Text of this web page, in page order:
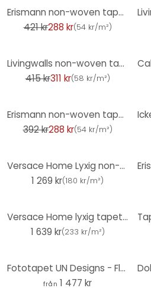
Erismann non-woven tapet Focus cream
421 kr288 kr(54 kr/m²)
Livingwalls non-woven tapet New Walls Cosy & Relax slät tapet grå, vit
415 kr311 kr(58 kr/m²)
Erismann non-woven tapet Casual Chic kräm
392 kr288 kr(54 kr/m²)
Versace Home Lyxig non-woven tapet vanlig monokrom design enhet tapet beige
1 269 kr(180 kr/m²)
Versace Home lyxig tapet blommig pärla beige brun designer klassisk non-woven tapet
1 639 kr(233 kr/m²)
Fototapet UN Designs - Fleur de Paris
från 1 477 kr